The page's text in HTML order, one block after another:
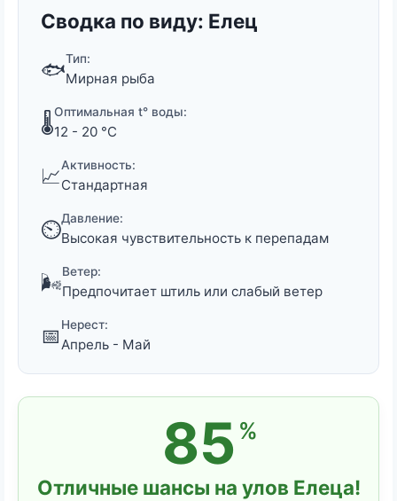
Сводка по виду: Елец
🐟Тип:
Мирная рыба
🌡️Оптимальная t° воды:
12 - 20 °C
📈Активность:
Стандартная
⏲️Давление:
Высокая чувствительность к перепадам
🌬️Ветер:
Предпочитает штиль или слабый ветер
📅 Нерест:
Апрель - Май
85 %
Отличные шансы на улов Елеца!